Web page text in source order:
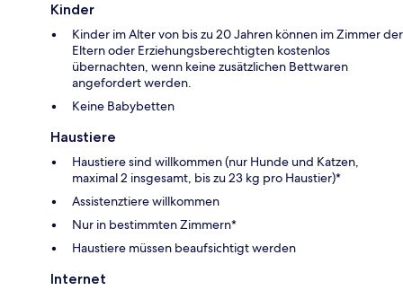
Kinder
Kinder im Alter von bis zu 20 Jahren können im Zimmer der
Eltern oder Erziehungsberechtigten kostenlos
übernachten, wenn keine zusätzlichen Bettwaren
angefordert werden.
Keine Babybetten
Haustiere
Haustiere sind willkommen (nur Hunde und Katzen,
maximal 2 insgesamt, bis zu 23 kg pro Haustier)*
Assistenztiere willkommen
Nur in bestimmten Zimmern*
Haustiere müssen beaufsichtigt werden
Internet